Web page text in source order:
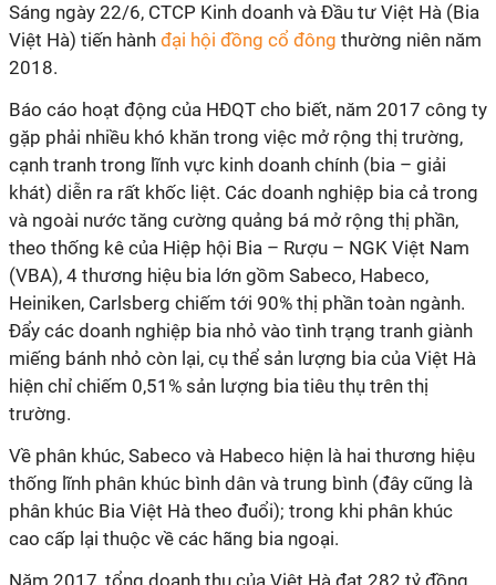
Sáng ngày 22/6, CTCP Kinh doanh và Đầu tư Việt Hà (Bia
Việt Hà) tiến hành đại hội đồng cổ đông thường niên năm
2018.
Báo cáo hoạt động của HĐQT cho biết, năm 2017 công ty
gặp phải nhiều khó khăn trong việc mở rộng thị trường,
cạnh tranh trong lĩnh vực kinh doanh chính (bia – giải
khát) diễn ra rất khốc liệt. Các doanh nghiệp bia cả trong
và ngoài nước tăng cường quảng bá mở rộng thị phần,
theo thống kê của Hiệp hội Bia – Rượu – NGK Việt Nam
(VBA), 4 thương hiệu bia lớn gồm Sabeco, Habeco,
Heiniken, Carlsberg chiếm tới 90% thị phần toàn ngành.
Đẩy các doanh nghiệp bia nhỏ vào tình trạng tranh giành
miếng bánh nhỏ còn lại, cụ thể sản lượng bia của Việt Hà
hiện chỉ chiếm 0,51% sản lượng bia tiêu thụ trên thị
trường.
Về phân khúc, Sabeco và Habeco hiện là hai thương hiệu
thống lĩnh phân khúc bình dân và trung bình (đây cũng là
phân khúc Bia Việt Hà theo đuổi); trong khi phân khúc
cao cấp lại thuộc về các hãng bia ngoại.
Năm 2017, tổng doanh thu của Việt Hà đạt 282 tỷ đồng